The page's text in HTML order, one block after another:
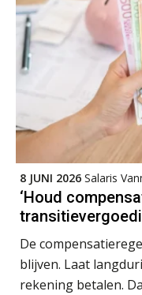
8 JUNI 2026 Salaris
‘Houd
De
blijven. Laat
rekening betalen.
20
24
AUG
Module
Markus
24
AUG